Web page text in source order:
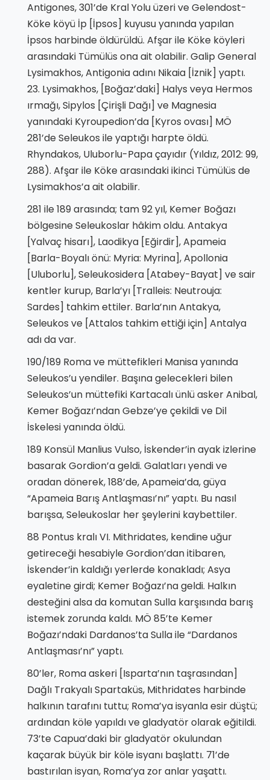
Antigones, 301’de Kral Yolu üzeri ve Gelendost-
Köke köyü İp [İpsos] kuyusu yanında yapılan
İpsos harbinde öldürüldü. Afşar ile Köke köyleri
arasındaki Tümülüs ona ait olabilir. Galip General
Lysimakhos, Antigonia adını Nikaia [İznik] yaptı.
23. Lysimakhos, [Boğaz’daki] Halys veya Hermos
ırmağı, Sipylos [Çirişli Dağı] ve Magnesia
yanındaki Kyroupedion’da [Kyros ovası] MÖ
281’de Seleukos ile yaptığı harpte öldü.
Rhyndakos, Uluborlu-Papa çayıdır (Yıldız, 2012: 99,
288). Afşar ile Köke arasındaki ikinci Tümülüs de
Lysimakhos’a ait olabilir.
281 ile 189 arasında; tam 92 yıl, Kemer Boğazı
bölgesine Seleukoslar hâkim oldu. Antakya
[Yalvaç hisarı], Laodikya [Eğirdir], Apameia
[Barla-Boyalı önü: Myria: Myrina], Apollonia
[Uluborlu], Seleukosidera [Atabey-Bayat] ve sair
kentler kurup, Barla’yı [Tralleis: Neutrouja:
Sardes] tahkim ettiler. Barla’nın Antakya,
Seleukos ve [Attalos tahkim ettiği için] Antalya
adı da var.
190/189 Roma ve müttefikleri Manisa yanında
Seleukos’u yendiler. Başına gelecekleri bilen
Seleukos’un müttefiki Kartacalı ünlü asker Anibal,
Kemer Boğazı’ndan Gebze’ye çekildi ve Dil
İskelesi yanında öldü.
189 Konsül Manlius Vulso, İskender’in ayak izlerine
basarak Gordion’a geldi. Galatları yendi ve
oradan dönerek, 188’de, Apameia’da, güya
“Apameia Barış Antlaşması’nı” yaptı. Bu nasıl
barışsa, Seleukoslar her şeylerini kaybettiler.
88 Pontus kralı VI. Mithridates, kendine uğur
getireceği hesabiyle Gordion’dan itibaren,
İskender’in kaldığı yerlerde konakladı; Asya
eyaletine girdi; Kemer Boğazı’na geldi. Halkın
desteğini alsa da komutan Sulla karşısında barış
istemek zorunda kaldı. MÖ 85’te Kemer
Boğazı’ndaki Dardanos’ta Sulla ile “Dardanos
Antlaşması’nı” yaptı.
80’ler, Roma askeri [Isparta’nın taşrasından]
Dağlı Trakyalı Spartaküs, Mithridates harbinde
halkının tarafını tuttu; Roma’ya isyanla esir düştü;
ardından köle yapıldı ve gladyatör olarak eğitildi.
73’te Capua’daki bir gladyatör okulundan
kaçarak büyük bir köle isyanı başlattı. 71’de
bastırılan isyan, Roma’ya zor anlar yaşattı.